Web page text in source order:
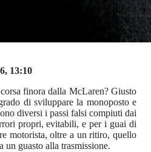
13:10
finora dalla McLaren? Giusto
di sviluppare la monoposto e
diversi i passi falsi compiuti dai
propri, evitabili, e per i guai di
motorista, oltre a un ritiro, quello
un guasto alla trasmissione.